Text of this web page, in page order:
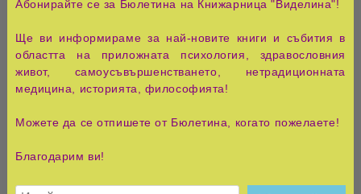
За този, който не се бои да размишлява и да погледне
дълбоко в себе си, това може да е и четиво за обща
числата
Основни понятия в психонумерологията
Абонирайте се за Бюлетина на Книжарница "Виделина"!
Ще ви информираме за най-новите книги и събития в
областта на приложната психология, здравословния
живот, самоусъвършенстването, нетрадиционната
медицина, историята, философията!
Можете да се отпишете от Бюлетина, когато пожелаете!
Благодарим ви!